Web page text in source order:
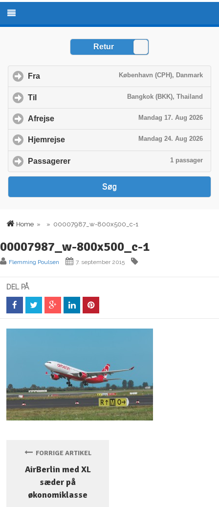
Home » » 00007987_w-800x500_c-1
00007987_w-800x500_c-1
Flemming Poulsen 7. september 2015
DEL PÅ
FORRIGE ARTIKEL
AirBerlin med XL
sæder på
økonomiklasse